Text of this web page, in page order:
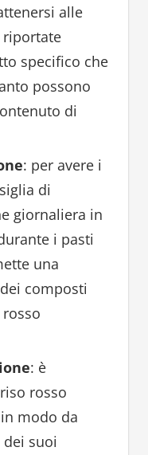
alle
riportate
specifico che
possono
di
: per avere i
di
giornaliera in
i pasti
una
composti
: è
rosso
modo da
suoi